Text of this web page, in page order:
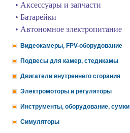
• Аксессуары и запчасти
• Батарейки
• Автономное электропитание
Видеокамеры, FPV-оборудование
Подвесы для камер, стедикамы
Двигатели внутреннего сгорания
Электромоторы и регуляторы
Инструменты, оборудование, сумки
Симуляторы